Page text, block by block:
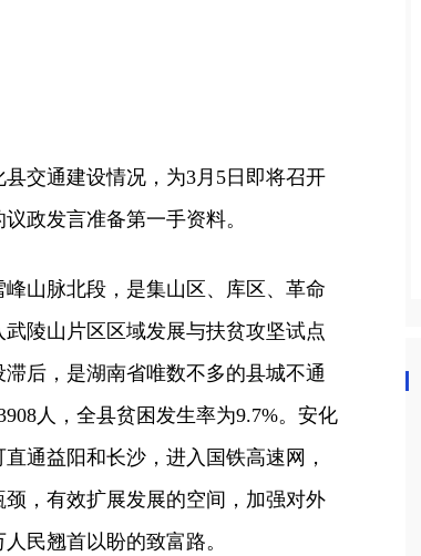
交通建设情况，为3月5日即将召开
政发言准备第一手资料。
山脉北段，是集山区、库区、革命
陵山片区区域发展与扶贫攻坚试点
后，是湖南省唯数不多的县城不通
人，全县贫困发生率为9.7%。安化
通益阳和长沙，进入国铁高速网，
，有效扩展发展的空间，加强对外
民翘首以盼的致富路。